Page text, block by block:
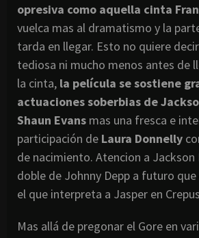
opresiva como aquella cinta
vuelca mas al dramatismo y la
tarda en llegar. Esto no quiere
tediosa ni mucho menos antes de
la cinta, la película se sostiene
actuaciones soberbias de
Shaun Evans mas una fresca e
participación de Laura Donnelly
de nacimiento. Atencion a Jackson
doble de Johnny Depp a futuro
el que interpreta a Jasper en
Mas allá de pregonar el Gore en